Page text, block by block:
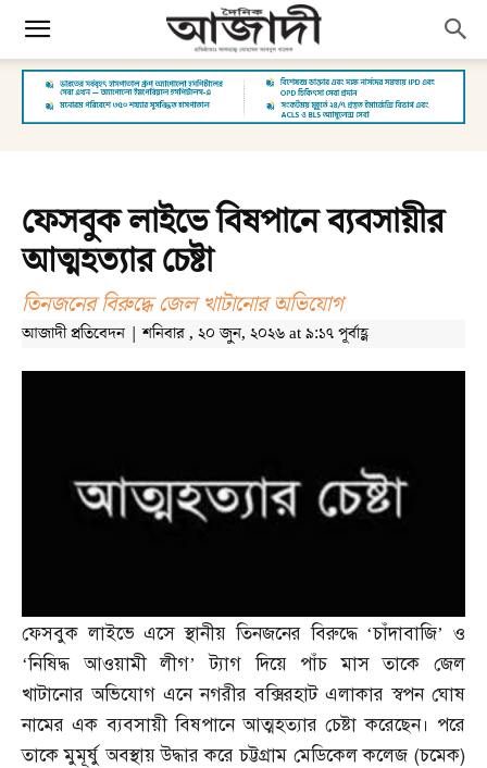
ফেসবুক লাইভে বিষপানে ব্যবসায়ীর
আত্মহত্যার চেষ্টা
তিনজনের বিরুদ্ধে জেল খাটানোর অভিযোগ
আজাদী প্রতিবেদন | শনিবার , ২০ জুন, ২০২৬ at ৯:১৭ পূর্বাহ্ণ
ফেসবুক লাইভে এসে স্থানীয় তিনজনের বিরুদ্ধে ‘চাঁদাবাজি’ ও
‘নিষিদ্ধ আওয়ামী লীগ’ ট্যাগ দিয়ে পাঁচ মাস তাকে জেল
খাটানোর অভিযোগ এনে নগরীর বক্সিরহাট এলাকার স্বপন ঘোষ
নামের এক ব্যবসায়ী বিষপানে আত্মহত্যার চেষ্টা করেছেন। পরে
তাকে মুমূর্ষু অবস্থায় উদ্ধার করে চট্টগ্রাম মেডিকেল কলেজ (চমেক)